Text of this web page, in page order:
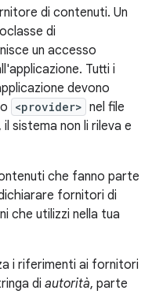
di contenuti. Un
di
un accesso
Tutti i
devono
<provider> nel file
sistema non li rileva e
che fanno parte
fornitori di
che utilizzi nella tua
i riferimenti ai fornitori
di autorità, parte